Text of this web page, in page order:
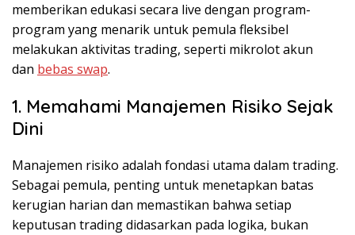
memberikan edukasi secara live dengan program-
program yang menarik untuk pemula fleksibel
melakukan aktivitas trading, seperti mikrolot akun
dan bebas swap.
1. Memahami Manajemen Risiko Sejak
Dini
Manajemen risiko adalah fondasi utama dalam trading.
Sebagai pemula, penting untuk menetapkan batas
kerugian harian dan memastikan bahwa setiap
keputusan trading didasarkan pada logika, bukan